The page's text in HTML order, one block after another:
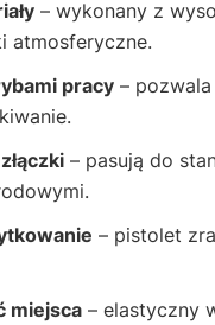
– wykonany z
atmosferyczne.
pracy– pozwala
– pasują do
– pistolet
miejsca– elastyczny